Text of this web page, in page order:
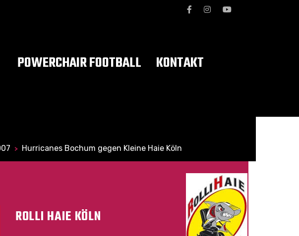
POWERCHAIR FOOTBALL KONTAKT
> Hurricanes Bochum gegen Kleine Haie Köln
ROLLI HAIE KÖLN